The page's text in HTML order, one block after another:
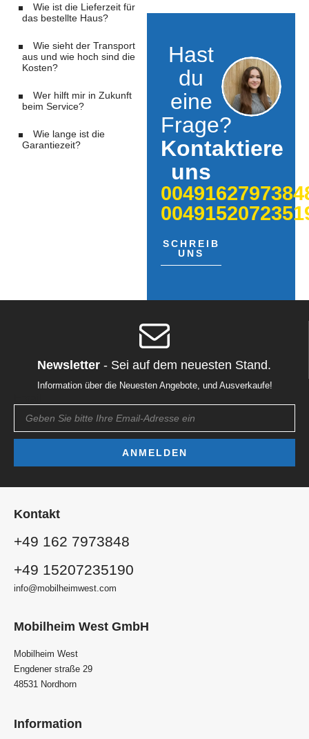
Wie ist die Lieferzeit für
das bestellte Haus?
Wie sieht der Transport
aus und wie hoch sind die
Kosten?
Wer hilft mir in Zukunft
beim Service?
Wie lange ist die
Garantiezeit?
Hast
du
eine
Frage?
Kontaktiere
uns
SCHREIB
UNS
Newsletter - Sei auf dem neuesten Stand.
Information über die Neuesten Angebote, und Ausverkaufe!
ANMELDEN
Kontakt
+49 162 7973848
+49 15207235190
info@mobilheimwest.com
Mobilheim West GmbH
Mobilheim West
Engdener straße 29
48531 Nordhorn
Information